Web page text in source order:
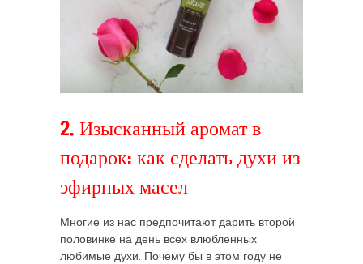
2. Изысканный аромат в
подарок: как сделать духи из
эфирных масел
Многие из нас предпочитают дарить второй
половинке на день всех влюбленных
любимые духи. Почему бы в этом году не